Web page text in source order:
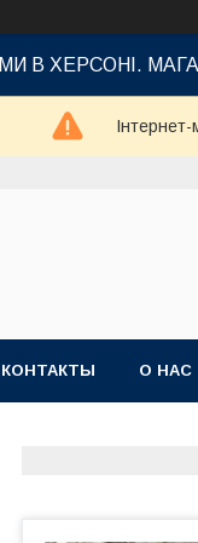
МИ В ХЕРСОНІ.
КОНТАКТЫ О НАС